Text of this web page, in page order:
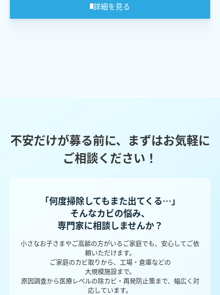
詳細を見る
不安だけが募る前に、まずはお気軽に
ご相談ください！
「何度掃除してもまた出てくる…」
そんなカビの悩み、
専門家に相談しませんか？
小さなお子さまやご高齢の方がいるご家庭でも、安心してご依
頼いただけます。
ご家庭のカビ取りから、工場・倉庫などの
大規模施設まで。
原因調査から医療レベルの除カビ・再発防止策まで、幅広く対
応しています。